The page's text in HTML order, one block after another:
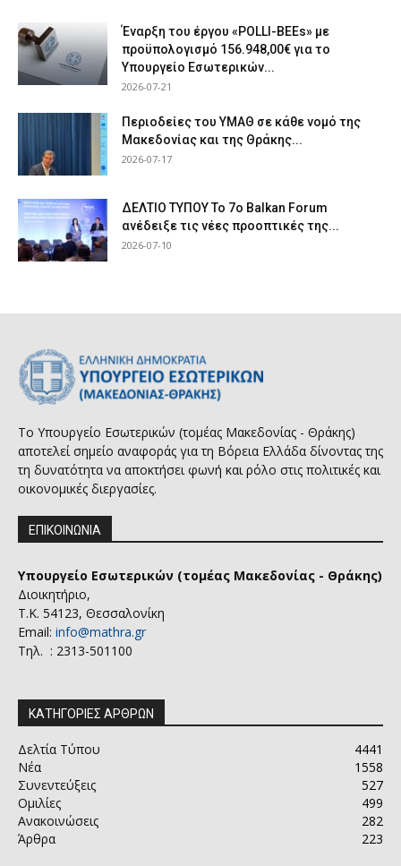
Έναρξη του έργου «POLLI-BEEs» με
προϋπολογισμό 156.948,00€ για το
Υπουργείο Εσωτερικών...
2026-07-21
Περιοδείες του ΥΜΑΘ σε κάθε νομό της
Μακεδονίας και της Θράκης...
2026-07-17
ΔΕΛΤΙΟ ΤΥΠΟΥ Το 7ο Balkan Forum
ανέδειξε τις νέες προοπτικές της...
2026-07-10
Το Υπουργείο Εσωτερικών (τομέας Μακεδονίας - Θράκης)
αποτελεί σημείο αναφοράς για τη Βόρεια Ελλάδα δίνοντας της
τη δυνατότητα να αποκτήσει φωνή και ρόλο στις πολιτικές και
οικονομικές διεργασίες.
ΕΠΙΚΟΙΝΩΝΙΑ
Υπουργείο Εσωτερικών (τομέας Μακεδονίας - Θράκης)
Διοικητήριο,
Τ.Κ. 54123, Θεσσαλονίκη
Email: info@mathra.gr
Τηλ. : 2313-501100
ΚΑΤΗΓΟΡΙΕΣ ΑΡΘΡΩΝ
Δελτία Τύπου
4441
Νέα
1558
Συνεντεύξεις
527
Ομιλίες
499
Ανακοινώσεις
282
Άρθρα
223